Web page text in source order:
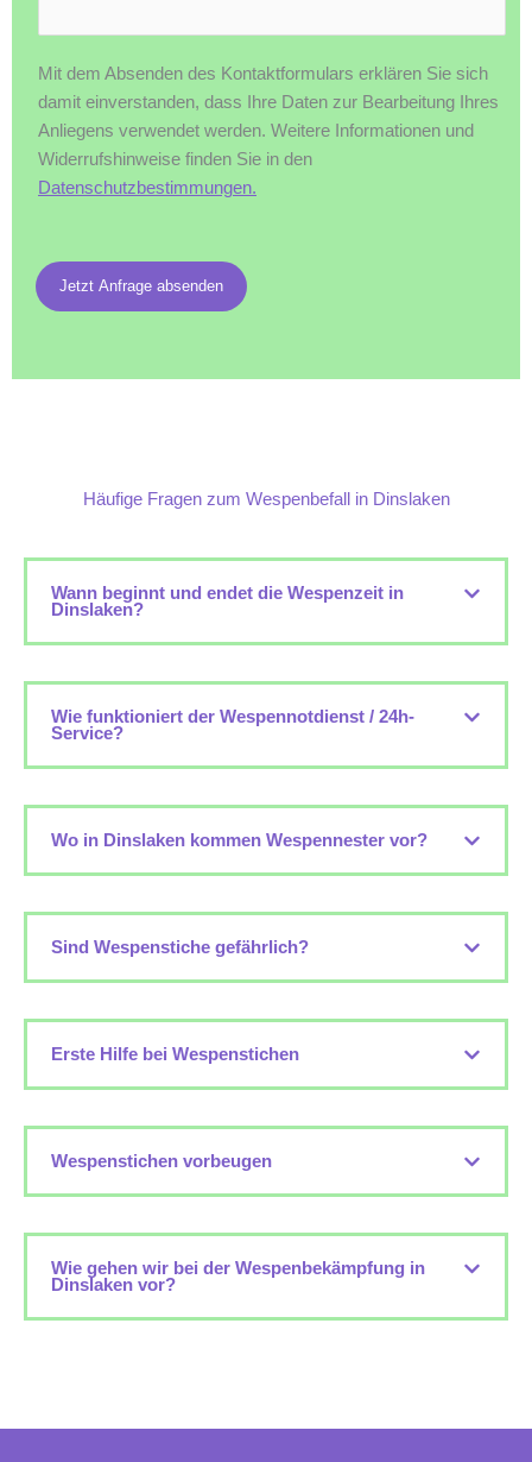
Mit dem Absenden des Kontaktformulars erklären Sie sich
damit einverstanden, dass Ihre Daten zur Bearbeitung Ihres
Anliegens verwendet werden. Weitere Informationen und
Widerrufshinweise finden Sie in den
Datenschutzbestimmungen.
Jetzt Anfrage absenden
Häufige Fragen zum Wespenbefall in Dinslaken
Wann beginnt und endet die Wespenzeit in
Dinslaken?
Wie funktioniert der Wespennotdienst / 24h-
Service?
Wo in Dinslaken kommen Wespennester vor?
Sind Wespenstiche gefährlich?
Erste Hilfe bei Wespenstichen
Wespenstichen vorbeugen
Wie gehen wir bei der Wespenbekämpfung in
Dinslaken vor?